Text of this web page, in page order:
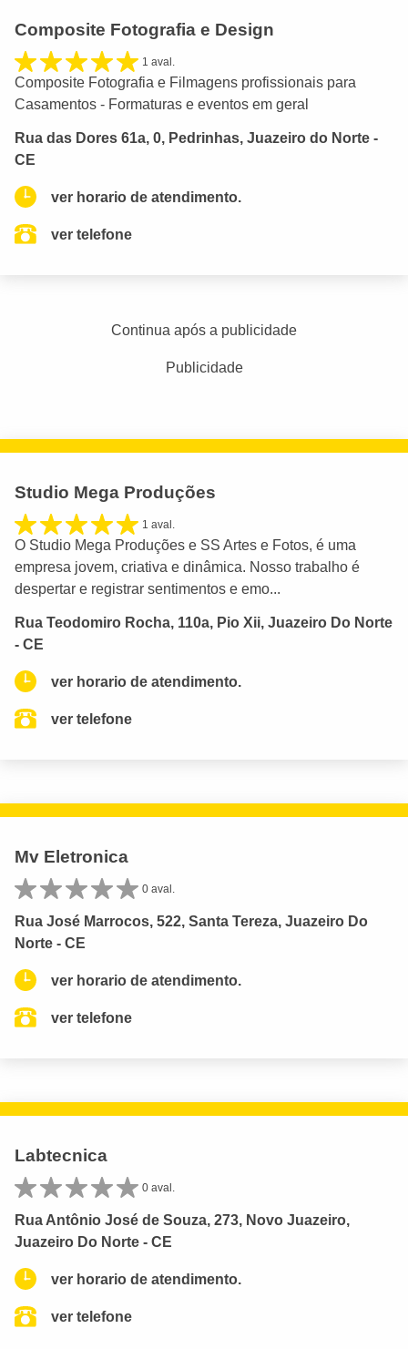
Composite Fotografia e Design
1 aval.
Composite Fotografia e Filmagens profissionais para
Casamentos - Formaturas e eventos em geral
Rua das Dores 61a, 0, Pedrinhas, Juazeiro do Norte -
CE
ver horario de atendimento.
ver telefone
Continua após a publicidade
Publicidade
Studio Mega Produções
1 aval.
O Studio Mega Produções e SS Artes e Fotos, é uma
empresa jovem, criativa e dinâmica. Nosso trabalho é
despertar e registrar sentimentos e emo...
Rua Teodomiro Rocha, 110a, Pio Xii, Juazeiro Do Norte
- CE
ver horario de atendimento.
ver telefone
Mv Eletronica
0 aval.
Rua José Marrocos, 522, Santa Tereza, Juazeiro Do
Norte - CE
ver horario de atendimento.
ver telefone
Labtecnica
0 aval.
Rua Antônio José de Souza, 273, Novo Juazeiro,
Juazeiro Do Norte - CE
ver horario de atendimento.
ver telefone